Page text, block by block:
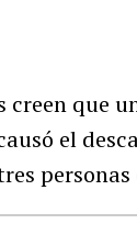
creen que
el